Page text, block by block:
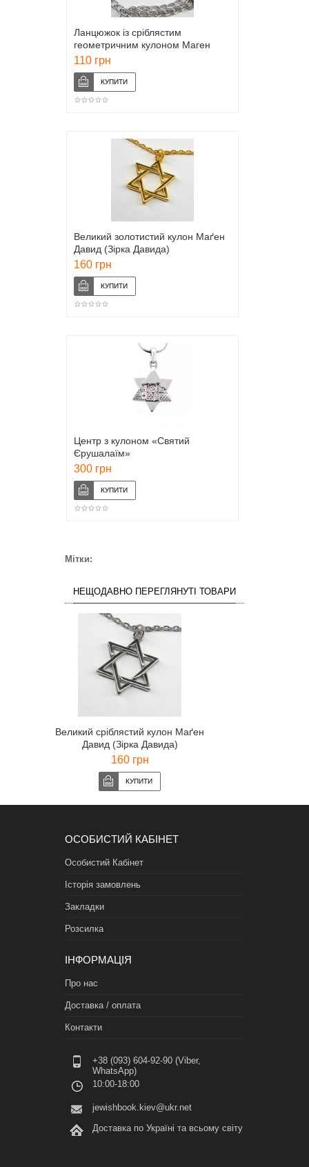
Ланцюжок із сріблястим
геометричним кулоном Маген
Давид (Зірка Давида)
110 грн
Великий золотистий кулон Маґен
Давид (Зірка Давида)
160 грн
Центр з кулоном «Святий
Єрушалаїм»
300 грн
Мітки:
НЕЩОДАВНО ПЕРЕГЛЯНУТІ ТОВАРИ
Великий сріблястий кулон Маґен
Давид (Зірка Давида)
160 грн
ОСОБИСТИЙ КАБІНЕТ
Особистий Кабінет
Історія замовлень
Закладки
Розсилка
ІНФОРМАЦІЯ
Про нас
Доставка / оплата
Контакти
+38 (093) 604-92-90 (Viber,
WhatsApp)
10:00-18:00
jewishbook.kiev@ukr.net
Доставка по Україні та всьому світу